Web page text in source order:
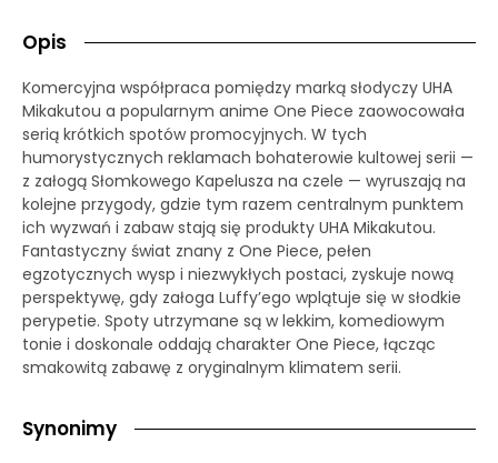
Opis
Komercyjna współpraca pomiędzy marką słodyczy UHA
Mikakutou a popularnym anime One Piece zaowocowała
serią krótkich spotów promocyjnych. W tych
humorystycznych reklamach bohaterowie kultowej serii —
z załogą Słomkowego Kapelusza na czele — wyruszają na
kolejne przygody, gdzie tym razem centralnym punktem
ich wyzwań i zabaw stają się produkty UHA Mikakutou.
Fantastyczny świat znany z One Piece, pełen
egzotycznych wysp i niezwykłych postaci, zyskuje nową
perspektywę, gdy załoga Luffy’ego wplątuje się w słodkie
perypetie. Spoty utrzymane są w lekkim, komediowym
tonie i doskonale oddają charakter One Piece, łącząc
smakowitą zabawę z oryginalnym klimatem serii.
Synonimy